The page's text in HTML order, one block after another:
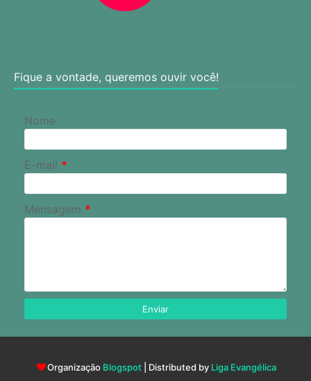
Fique a vontade, queremos ouvir você!
Nome
E-mail *
Mensagem *
Organização Blogspot| Distributed by Liga Evangélica